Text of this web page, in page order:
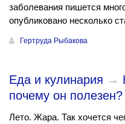
заболевания пишется
опубликовано несколько
Гертруда Рыбакова
Еда и кулинария →
почему он полезен?
Лето. Жара. Так хочется